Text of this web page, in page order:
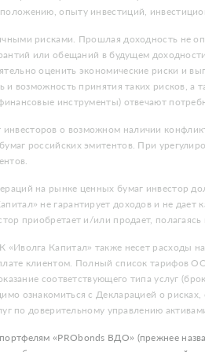
опыту инвестиций,
рисками. Прошлая доходность не
или обещаний в будущем
оценить экономические риски и
возможность принятия таких рисков,
инструменты) отвечают
о возможном наличии
российских эмитентов. При
на рынке ценных бумаг инвестор
не гарантирует доходов и не дает
приобретает и/или продает,
Капитал» также несет расходы
клиентом. Полный список тарифов
соответствующего типа услуг
ознакомиться с Декларацией о
по доверительному управлению
«PRObonds ВДО» (прежнее